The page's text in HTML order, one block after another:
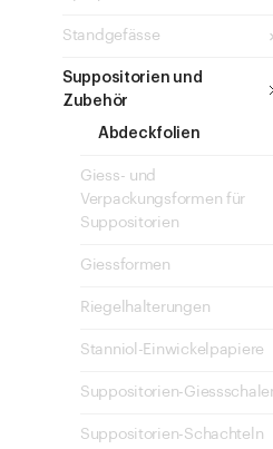
Standgefässe
Suppositorien und
Zubehör
Abdeckfolien
Giess- und
Verpackungsformen für
Suppositorien
Giessformen
Riegelhalterungen
Stanniol-Einwickelpapiere
Suppositorien-
Suppositorien-Schachteln